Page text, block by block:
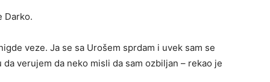
Darko.
veze. Ja se sa Urošem sprdam i uvek sam se
verujem da neko misli da sam ozbiljan – rekao je